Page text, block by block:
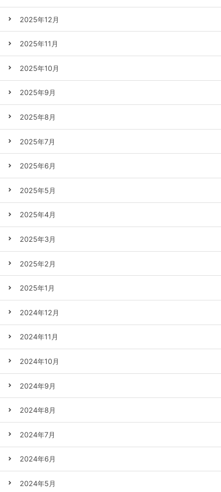
2025年12月
2025年11月
2025年10月
2025年9月
2025年8月
2025年7月
2025年6月
2025年5月
2025年4月
2025年3月
2025年2月
2025年1月
2024年12月
2024年11月
2024年10月
2024年9月
2024年8月
2024年7月
2024年6月
2024年5月